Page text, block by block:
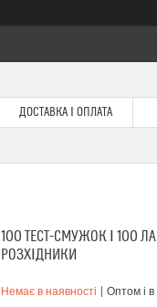
ДОСТАВКА І ОПЛАТА
100 ТЕСТ-СМУЖОК І 100
РОЗХІДНИКИ
Немає в наявності Оптом і в